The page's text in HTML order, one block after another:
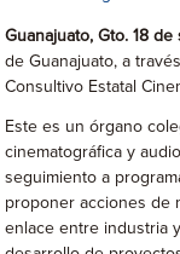
Guanajuato, Gto. 18
de Guanajuato, a
Consultivo Estatal
Este es un órgano
cinematográfica y
seguimiento a
proponer acciones de
enlace entre industria